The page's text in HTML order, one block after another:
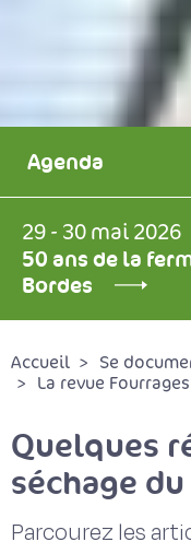
Agenda
29 - 30 mai 2026
50 ans de la
Bordes
Accueil
Se
La revue Fourrages
Quelques
séchage
Parcourez les